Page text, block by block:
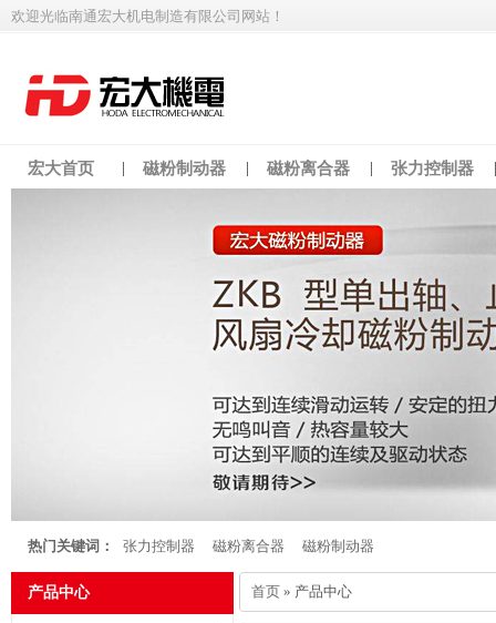
欢迎光临南通宏大机电制造有限公司网站！
宏大首页 磁粉制动器 磁粉离合器 张力控制器
热门关键词： 张力控制器 磁粉离合器 磁粉制动器
产品中心 首页 » 产品中心